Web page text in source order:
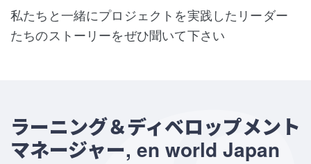
私たちと一緒にプロジェクトを実践したリーダー
たちのストーリーをぜひ聞いて下さい
ラーニング＆ディベロップメント
マネージャー, en world Japan